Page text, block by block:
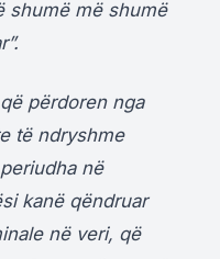
shumë më shumë
përdoren nga
të ndryshme
në
kanë qëndruar
në veri, që